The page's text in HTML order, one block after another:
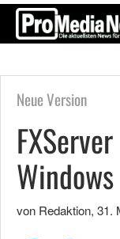
Neue Version
Windows
von Redaktion, 31.